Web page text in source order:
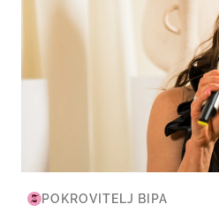
POKROVITELJ BIPA